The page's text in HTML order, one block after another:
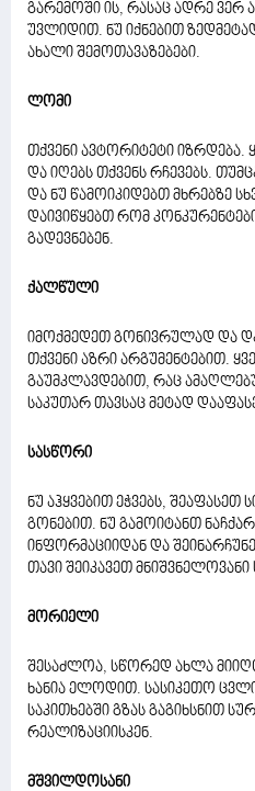
გარემოში ის, რასაც ადრე ვერ
უვლიდით. ნუ იქნებით
ახალი შემოთავაზებები.
ლომი
თქვენი ავტორიტეტი იზრდება.
და იღებს თქვენს რჩევებს.
და ნუ წამოიკიდებთ მხრებზე
დაივიწყებთ რომ
გადევნებენ.
ქალწული
იმოქმედეთ გონივრულად და
თქვენი აზრი არგუმენტებით.
გაუმკლავდებით, რაც
საკუთარ თავსაც მეტად
სასწორი
ნუ აჰყვებით ეჭვებს, შეაფასეთ
გონებით. ნუ გამოიტანთ
ინფორმაციიდან და
თავი შეიკავეთ მნიშვნელოვანი
მორიელი
შესაძლოა, სწორედ ახლა
ხანია ელოდით. სასიკეთო
საკითხებში გზას გაგიხსნით
რეალიზაციისკენ.
მშვილდოსანი